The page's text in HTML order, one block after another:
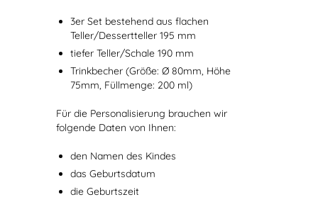
3er Set bestehend aus flachen
Teller/Dessertteller 195 mm
tiefer Teller/Schale 190 mm
Trinkbecher (Größe: Ø 80mm, Höhe
75mm, Füllmenge: 200 ml)
Für die Personalisierung brauchen wir
folgende Daten von Ihnen:
den Namen des Kindes
das Geburtsdatum
die Geburtszeit